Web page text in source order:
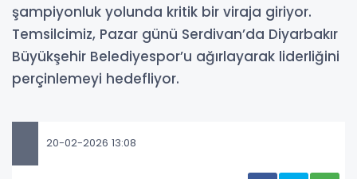
şampiyonluk yolunda kritik bir viraja giriyor.
Temsilcimiz, Pazar günü Serdivan’da Diyarbakır
Büyükşehir Belediyespor’u ağırlayarak liderliğini
perçinlemeyi hedefliyor.
20-02-2026 13:08